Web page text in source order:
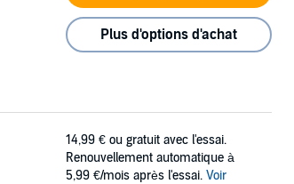
Plus d'options d'achat
14,99 € ou gratuit avec l'essai.
Renouvellement automatique à
5,99 €/mois après l'essai. Voir